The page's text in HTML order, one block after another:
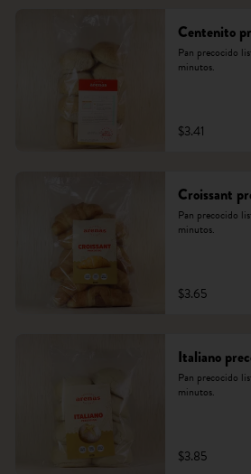
Pan precocido
minutos.
$3.41
Croissant
Pan precocido
minutos.
$3.65
Italiano
Pan precocido
minutos.
$3.85